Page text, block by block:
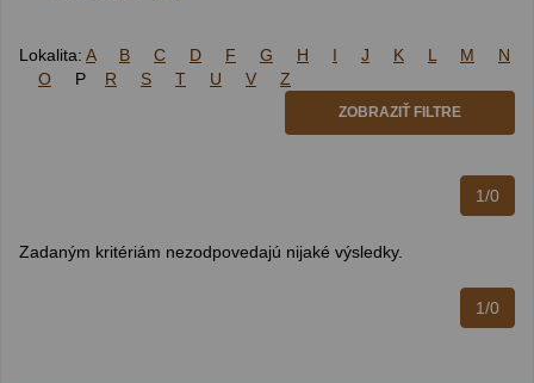
Lokalita: A B C D F G H I J K L M
N
O P R S T U V Z
ZOBRAZIŤ FILTRE
1/0
Zadaným kritériám nezodpovedajú nijaké výsledky.
1/0